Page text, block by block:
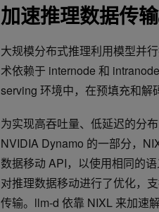
加速推理数据传输
大规模分布式推理利用模型并
术依赖于 internode 和
serving 环境中，在预填充和解
为实现高吞吐量、低延迟的分
NVIDIA Dynamo 的一部分，
数据移动 API，以使用相同的
对推理数据移动进行了优化，
传输。llm-d 依靠 NIXL 来加速